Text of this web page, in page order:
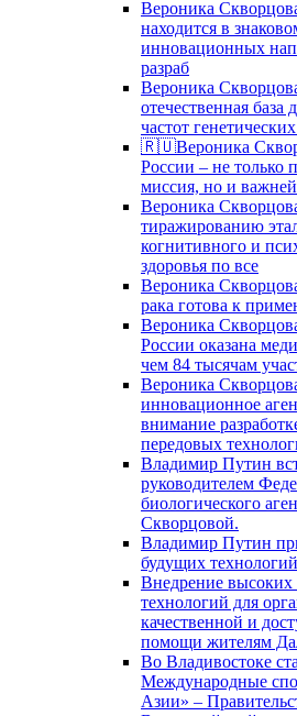
Вероника
находится в
инновационных
разраб
Вероника
отечественная
частот
🇷🇺Вероника
России – не только
миссия, но и
Вероника
тиражированию
когнитивного и
здоровья по все
Вероника
рака готова к
Вероника
России оказана
чем 84 тысячам
Вероника
инновационное
внимание
передовых
Владимир Путин
руководителем
биологического
Скворцовой.
Владимир Путин
будущих
Внедрение
технологий для
качественной и
помощи жителям
Во Владивостоке
Международные
Азии» –